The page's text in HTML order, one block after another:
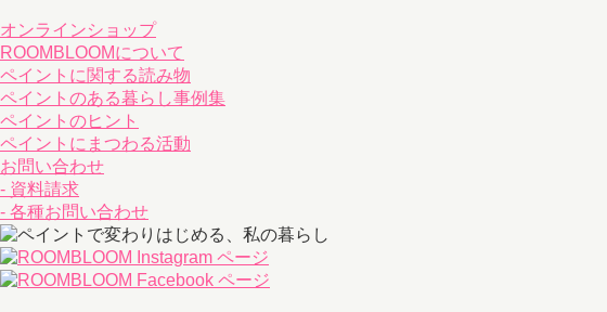
オンラインショップ
ROOMBLOOMについて
ペイントに関する読み物
ペイントのある暮らし事例集
ペイントのヒント
ペイントにまつわる活動
お問い合わせ
- 資料請求
- 各種お問い合わせ